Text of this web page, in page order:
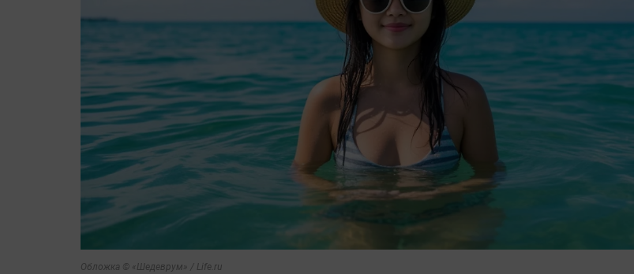
Обложка © «Шедеврум» / Life.ru